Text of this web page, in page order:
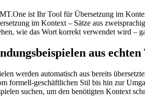
ist Ihr Tool für Übersetzung im
im Kontext – Sätze aus
wie das Wort korrekt verwendet wird –
aus echten
werden automatisch aus bereits
formell-geschäftlichen Stil bis hin zur
suchen, um den benötigten Kontext